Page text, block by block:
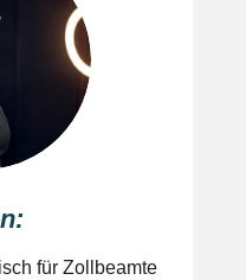
für Zollbeamte